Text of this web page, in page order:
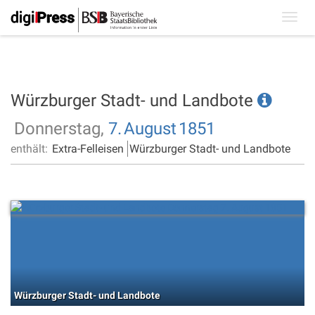
Würzburger Stadt- und Landbote
Donnerstag, 7.August 1851
enthält: Extra-Felleisen Würzburger Stadt- und Landbote
Würzburger Stadt- und Landbote